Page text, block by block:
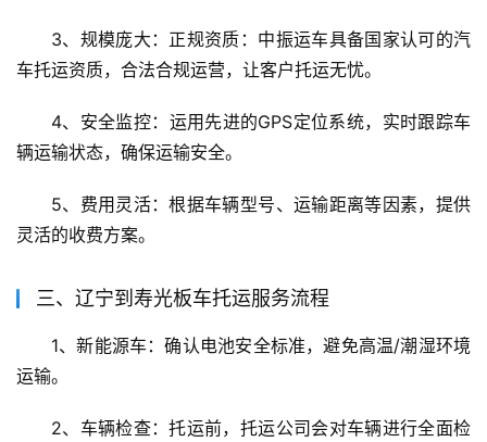
3、规模庞大：正规资质：中振运车具备国家认可的汽
车托运资质，合法合规运营，让客户托运无忧。
4、安全监控：运用先进的GPS定位系统，实时跟踪车
辆运输状态，确保运输安全。
5、费用灵活：根据车辆型号、运输距离等因素，提供
灵活的收费方案。
三、辽宁到寿光板车托运服务流程
1、新能源车：确认电池安全标准，避免高温/潮湿环境
运输。
2、车辆检查：托运前，托运公司会对车辆进行全面检